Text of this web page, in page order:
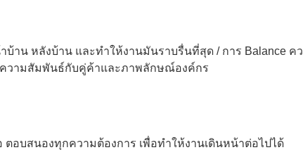
บ้าน หลังบ้าน และทำให้งานมันราบรื่นที่สุด / การ Balance
ความสัมพันธ์กับคู่ค้าและภาพลักษณ์องค์กร
อบสนองทุกความต้องการ เพื่อทำให้งานเดินหน้าต่อไปได้